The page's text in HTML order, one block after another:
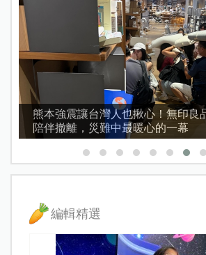
熊本強震讓台灣人也揪心！無印良
陪伴撤離，災難中最暖心的一幕
編輯精選